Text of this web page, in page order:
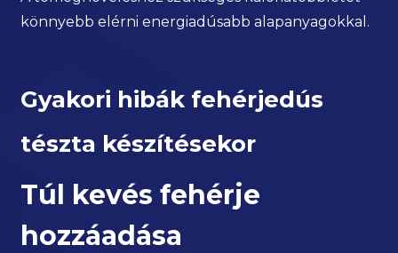
könnyebb elérni energiadúsabb alapanyagokkal.
Gyakori hibák fehérjedús
tészta készítésekor
Túl kevés fehérje
hozzáadása